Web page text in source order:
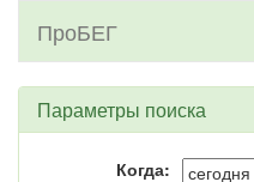
ПроБЕГ
Параметры поиска
Когда: